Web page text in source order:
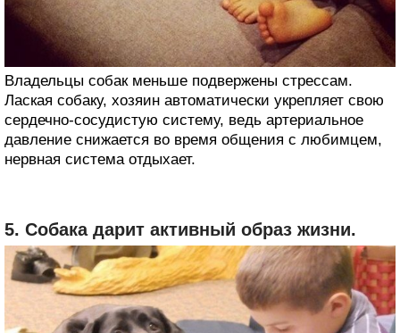
Владельцы собак меньше подвержены стрессам.
Лаская собаку, хозяин автоматически укрепляет свою
сердечно-сосудистую систему, ведь артериальное
давление снижается во время общения с любимцем,
нервная система отдыхает.
5. Собака дарит активный образ жизни.